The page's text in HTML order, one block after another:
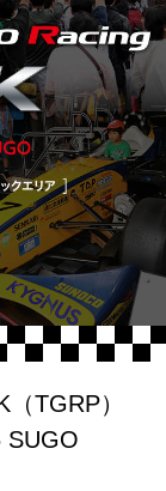
TGRP）
SUGO